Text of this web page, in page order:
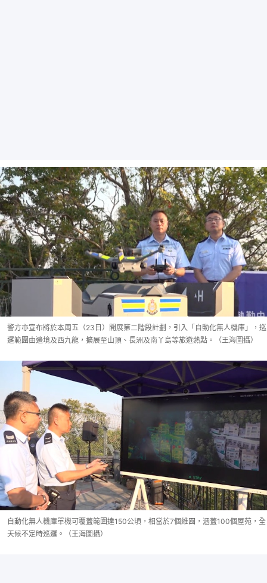
警方亦宣布將於本周五（23日）開展第二階段計劃，引入「自動化無人機庫」，巡
邏範圍由邊境及西九龍，擴展至山頂、長洲及南丫島等旅遊熱點。（王海圖攝）
自動化無人機庫單機可覆蓋範圍達150公頃，相當於7個維園，涵蓋100個屋苑，全
天候不定時巡邏。（王海圖攝）